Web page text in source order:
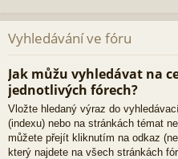
Vyhledávání ve fóru
Jak můžu vyhledávat na
jednotlivých fórech?
Vložte hledaný výraz do
(indexu) nebo na stránkách témat
můžete přejít kliknutím na odkaz
který najdete na všech stránkách